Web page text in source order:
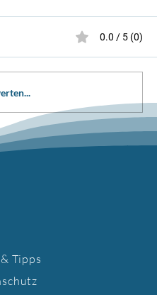
Dolder 2026
0.0 / 5 (0)
Tipps